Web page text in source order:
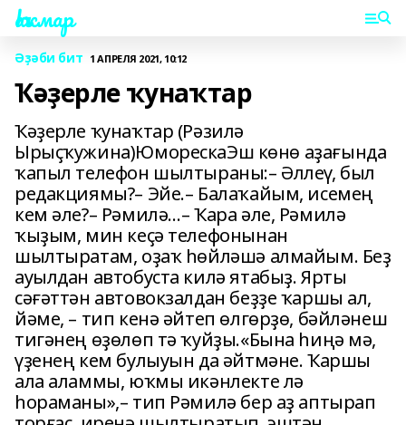
Һаҡмар
Әҙәби бит 1 АПРЕЛЯ 2021, 10:12
Ҡәҙерле ҡунаҡтар
Ҡәҙерле ҡунаҡтар (Рәзилә
Ырыҫҡужина)ЮморескаЭш көнө аҙағында
ҡапыл телефон шылтыраны:– Әллеү, был
редакциямы?– Эйе.– Балаҡайым, исемең
кем әле?– Рәмилә…– Ҡара әле, Рәмилә
ҡыҙым, мин кеҫә телефонынан
шылтыратам, оҙаҡ һөйләшә алмайым. Беҙ
ауылдан автобуста килә ятабыҙ. Ярты
сәғәттән автовокзалдан беҙҙе ҡаршы ал,
йәме, – тип кенә әйтеп өлгөрҙө, бәйләнеш
тигәнең өҙөлөп тә ҡуйҙы.«Бына һиңә мә,
үҙенең кем булыуын да әйтмәне. Ҡаршы
ала аламмы, юҡмы икәнлекте лә
һораманы»,– тип Рәмилә бер аҙ аптырап